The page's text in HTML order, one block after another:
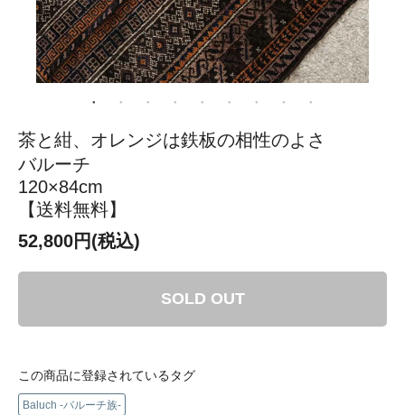
茶と紺、オレンジは鉄板の相性のよさ
バルーチ
120×84cm
【送料無料】
52,800円(税込)
SOLD OUT
この商品に登録されているタグ
Baluch -バルーチ族-